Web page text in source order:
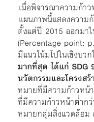
เมื่อพิจารณาความก้า
แผนภาพนี้แสดงความ
ตั้งแต่ปี 2015 ออกมา
(Percentage point:
มีแนวโน้มไปในเชิงบว
มากที่สุด ได้แก่ SDG
นวัตกรรมและโครงส
หมายที่มีความก้าวหน้า
ที่มีความก้าวหน้าต่ำก
หมายกลุ่มสิ่งแวดล้อม